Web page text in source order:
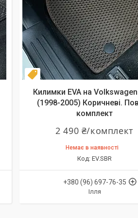
Комплект
Килимки EVA на
(1998-2005) Коричневі.
комплект
2 490 ₴/комплект
Немає в наявності
EV.SBR
+380 (96) 697-76-35
Ілля